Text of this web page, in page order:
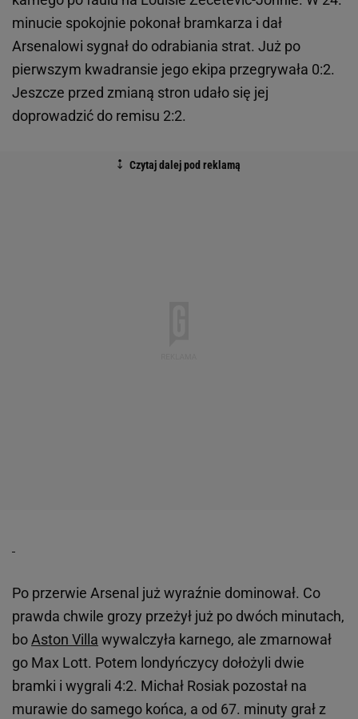
minucie spokojnie pokonał bramkarza i dał
Arsenalowi sygnał do odrabiania strat. Już po
pierwszym kwadransie jego ekipa przegrywała 0:2.
Jeszcze przed zmianą stron udało się jej
doprowadzić do remisu 2:2.
Po przerwie Arsenal już wyraźnie dominował. Co
prawda chwile grozy przeżył już po dwóch minutach,
bo Aston Villa wywalczyła karnego, ale zmarnował
go Max Lott. Potem londyńczycy dołożyli dwie
bramki i wygrali 4:2. Michał Rosiak pozostał na
murawie do samego końca, a od 67. minuty grał z